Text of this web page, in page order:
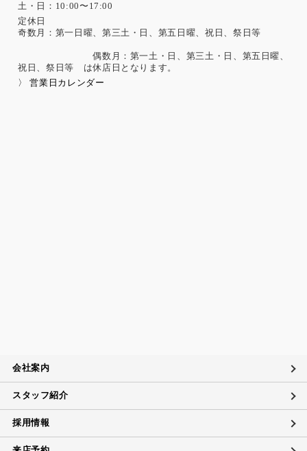
土・日：10:00〜17:00
定休日
奇数月：第一日曜、第三土・日、第五日曜、祝日、祭日等
偶数月：第一土・日、第三土・日、第五日曜、
祝日、祭日等 は休店日となります。
〉 営業日カレンダー
会社案内
スタッフ紹介
採用情報